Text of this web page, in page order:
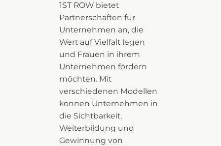
1ST ROW bietet
Partnerschaften für
Unternehmen an, die
Wert auf Vielfalt legen
und Frauen in ihrem
Unternehmen fördern
möchten. Mit
verschiedenen Modellen
können Unternehmen in
die Sichtbarkeit,
Weiterbildung und
Gewinnung von